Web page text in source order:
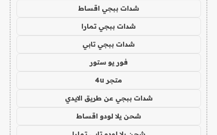
شدات ببجي اقساط
شدات ببجي تمارا
شدات ببجي تابي
فور يو ستور
متجر 4u
شدات ببجي عن طريق الايدي
شحن يلا لودو اقساط